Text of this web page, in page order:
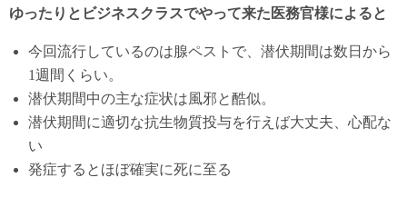
ゆったりとビジネスクラスでやって来た医務官様によると
今回流行しているのは腺ペストで、潜伏期間は数日から
1週間くらい。
潜伏期間中の主な症状は風邪と酷似。
潜伏期間に適切な抗生物質投与を行えば大丈夫、心配な
い
発症するとほぼ確実に死に至る